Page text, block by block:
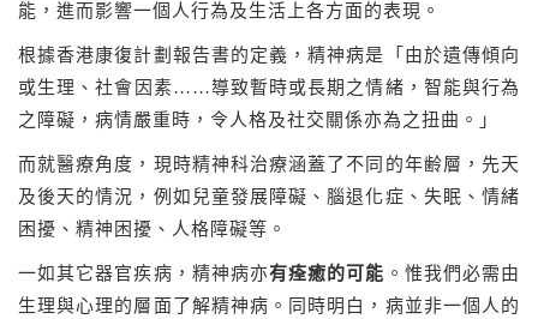
能，進而影響一個人行為及生活上各方面的表現。
根據香港康復計劃報告書的定義，精神病是「由於遺傳傾向
或生理、社會因素……導致暫時或長期之情緒，智能與行為
之障礙，病情嚴重時，令人格及社交關係亦為之扭曲。」
而就醫療角度，現時精神科治療涵蓋了不同的年齢層，先天
及後天的情況，例如兒童發展障礙、腦退化症、失眠、情緒
困擾、精神困擾、人格障礙等。
一如其它器官疾病，精神病亦有痊癒的可能 。惟我們必需由
生理與心理的層面了解精神病。同時明白，病並非一個人的